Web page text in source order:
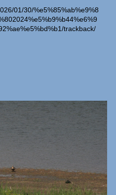
01/30/%e5%85%ab%e9%8
trackback/